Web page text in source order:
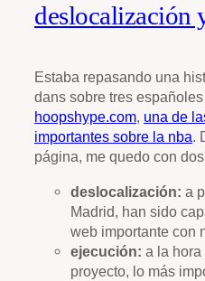
deslocalización
Estaba repasando una
dans sobre tres
hoopshype.com, una de
importantes sobre la nba.
página, me quedo con
deslocalización: a
Madrid, han sido
web importante con
ejecución: a la hora
proyecto, lo más